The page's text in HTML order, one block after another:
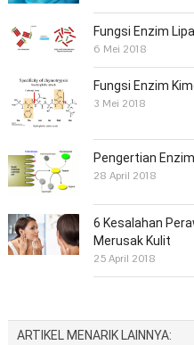
Fungsi Enzim
6 Mei 2018
Fungsi Enzim
3 Mei 2018
Pengertian
28 April 2018
6 Kesalahan
Merusak Kulit
25 April 2018
ARTIKEL MENARIK LAINNYA: